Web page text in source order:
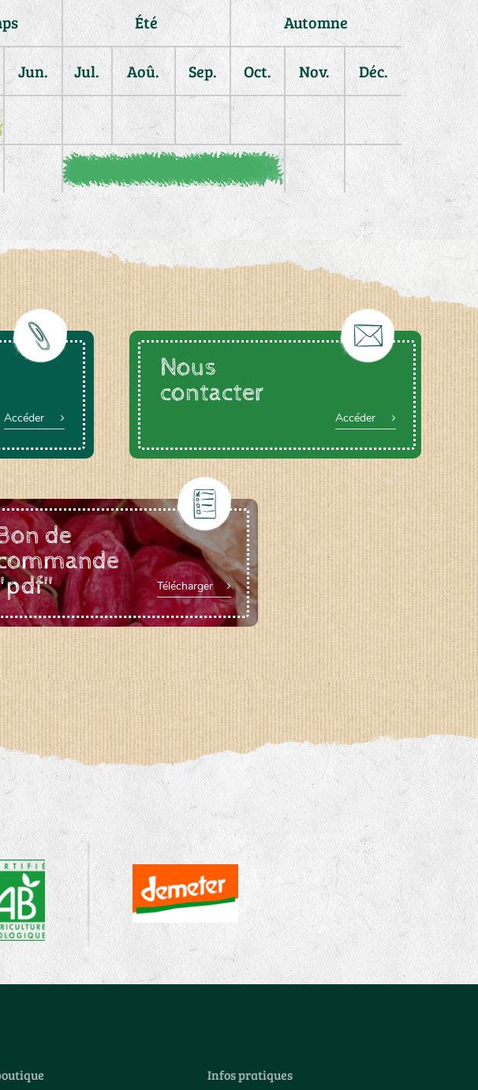
Été Automne
Jun. Jul. Aoû. Sep. Oct. Nov. Déc.
Accéder
Nous
contacter
Accéder
de
Télécharger
Infos pratiques